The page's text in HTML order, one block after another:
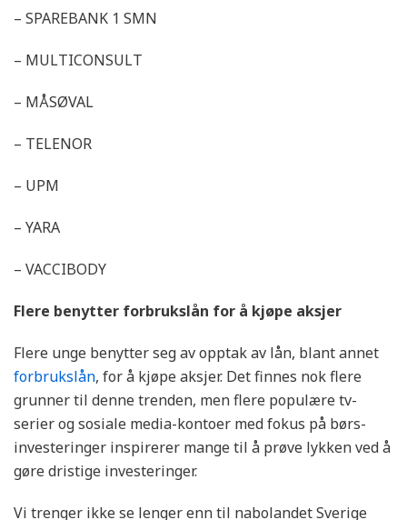
– SPAREBANK 1 SMN
– MULTICONSULT
– MÅSØVAL
– TELENOR
– UPM
– YARA
– VACCIBODY
Flere benytter forbrukslån for å kjøpe aksjer
Flere unge benytter seg av opptak av lån, blant annet
forbrukslån, for å kjøpe aksjer. Det finnes nok flere
grunner til denne trenden, men flere populære tv-
serier og sosiale media-kontoer med fokus på børs-
investeringer inspirerer mange til å prøve lykken ved å
gøre dristige investeringer.
Vi trenger ikke se lenger enn til nabolandet Sverige